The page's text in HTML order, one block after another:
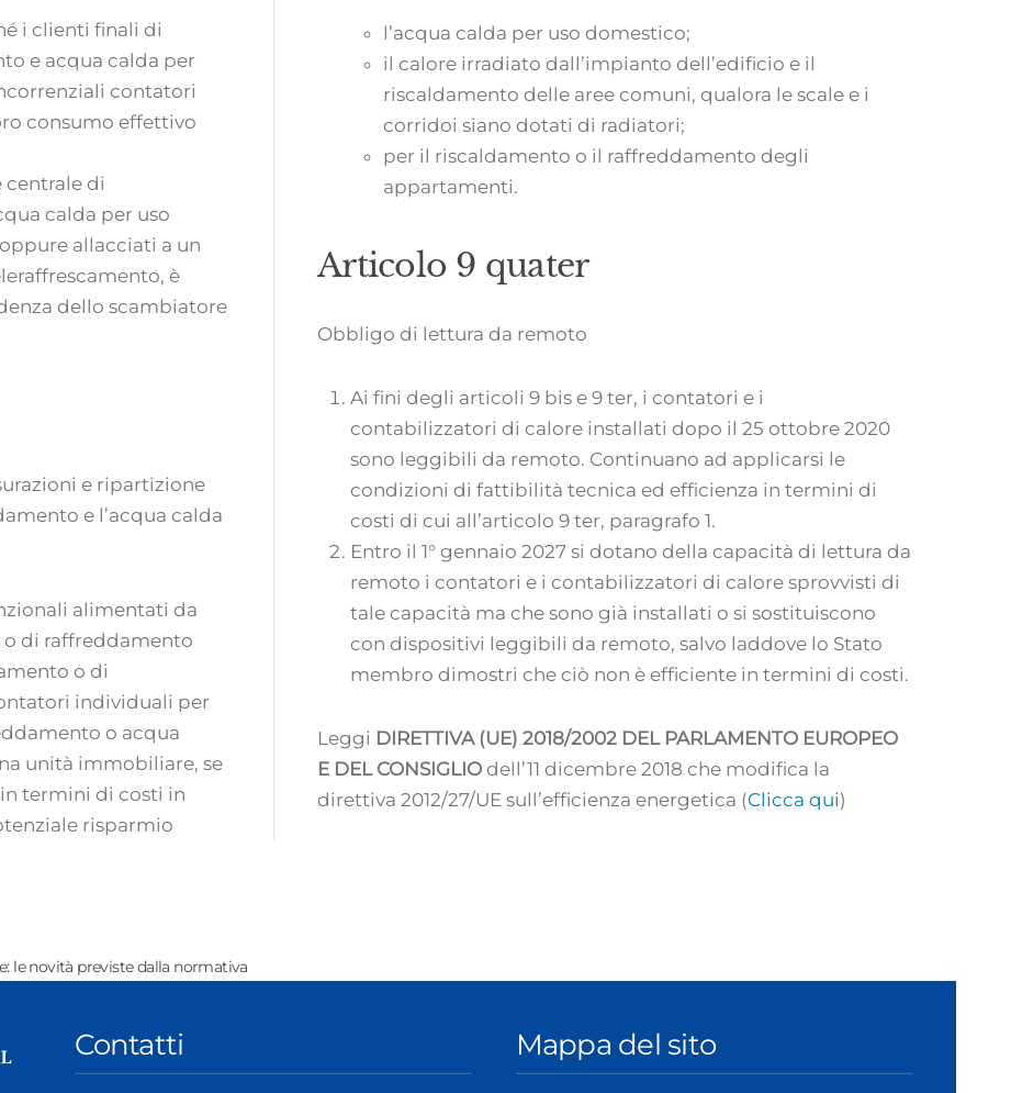
i clienti finali di
e acqua calda per
contatori
consumo effettivo
di
calda per uso
allacciati a un
è
dello scambiatore
e ripartizione
e l’acqua calda
alimentati da
di raffreddamento
o di
individuali per
o acqua
unità immobiliare, se
termini di costi in
risparmio
l’acqua calda per uso domestico;
il calore irradiato dall’impianto dell’edificio e il
riscaldamento delle aree comuni, qualora le scale e i
corridoi siano dotati di radiatori;
per il riscaldamento o il raffreddamento degli
appartamenti.
Articolo 9 quater
Obbligo di lettura da remoto
Ai fini degli articoli 9 bis e 9 ter, i contatori e i
contabilizzatori di calore installati dopo il 25 ottobre 2020
sono leggibili da remoto. Continuano ad applicarsi le
condizioni di fattibilità tecnica ed efficienza in termini di
costi di cui all’articolo 9 ter, paragrafo 1.
Entro il 1° gennaio 2027 si dotano della capacità di lettura da
remoto i contatori e i contabilizzatori di calore sprovvisti di
tale capacità ma che sono già installati o si sostituiscono
con dispositivi leggibili da remoto, salvo laddove lo Stato
membro dimostri che ciò non è efficiente in termini di costi.
Leggi DIRETTIVA (UE) 2018/2002 DEL PARLAMENTO EUROPEO
E DEL CONSIGLIO dell’11 dicembre 2018 che modifica la
direttiva 2012/27/UE sull’efficienza energetica (Clicca qui)
le novità previste dalla normativa
Contatti Mappa del sito